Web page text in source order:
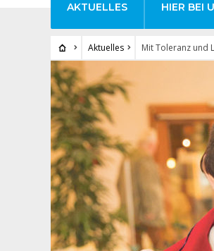
AKTUELLES HIER BEI
Aktuelles Mit Toleranz und